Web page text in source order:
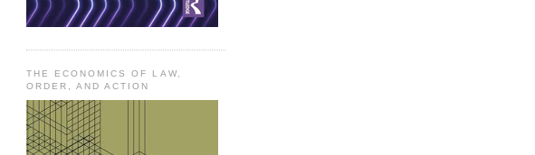
THE ECONOMICS OF LAW,
ORDER, AND ACTION